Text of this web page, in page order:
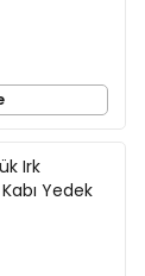
Irk
Yedek